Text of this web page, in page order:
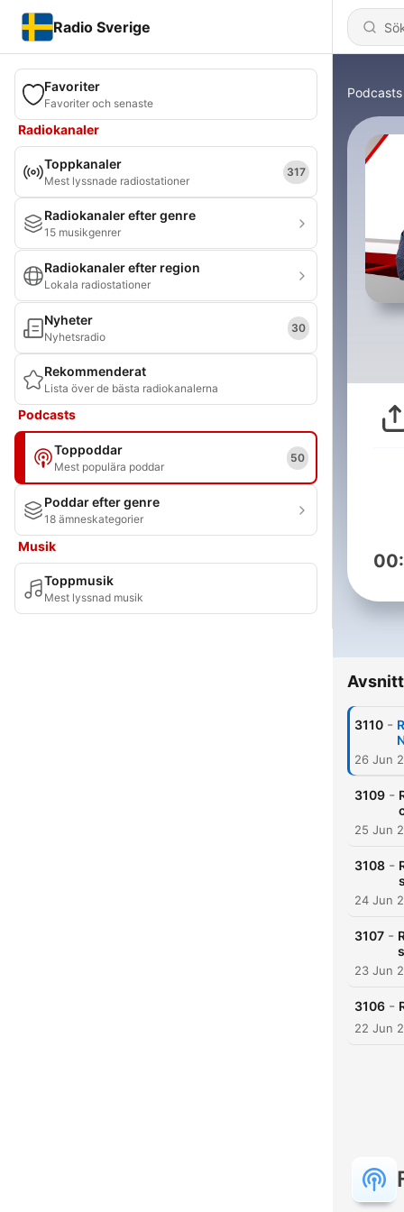
Radio Sverige
Favoriter
Favoriter och senaste
Radiokanaler
Toppkanaler
Mest lyssnade radiostationer
317
Radiokanaler efter genre
15 musikgenrer
Radiokanaler efter region
Lokala radiostationer
Nyheter
Nyhetsradio
30
Rekommenderat
Lista över de bästa radiokanalerna
Podcasts
Toppoddar
Mest populära poddar
50
Poddar efter genre
18 ämneskategorier
Musik
Toppmusik
Mest lyssnad musik
Podcasts
Avsnitt
3110 -
26 Jun
3109 -
25 Jun
3108 -
24 Jun
3107 -
23 Jun
3106 -
22 Jun